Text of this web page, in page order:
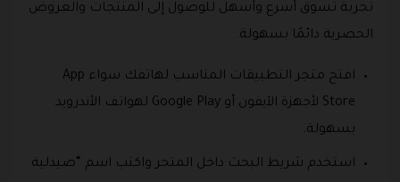
تجربة تسوق أسرع وأسهل للوصول إلى المنتجات والعروض
الحصرية دائمًا بسهولة.
افتح متجر التطبيقات المناسب لهاتفك سواء App
Store لأجهزة الآيفون أو Google Play لهواتف الأندرويد
بسهولة.
استخدم شريط البحث داخل المتجر واكتب اسم “صيدلية